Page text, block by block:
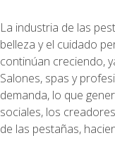
La industria de las
belleza y el cuidado
continúan creciendo,
Salones, spas y
demanda, lo que
sociales, los
de las pestañas,